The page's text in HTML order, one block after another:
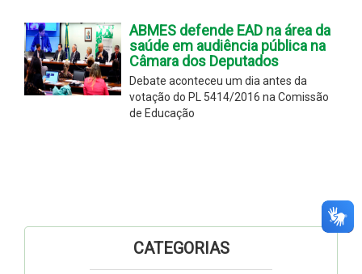
ABMES defende EAD na área da
saúde em audiência pública na
Câmara dos Deputados
Debate aconteceu um dia antes da
votação do PL 5414/2016 na Comissão
de Educação
CATEGORIAS